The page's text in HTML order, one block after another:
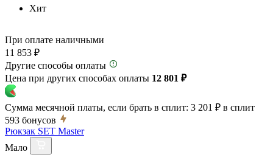
Хит
При оплате наличными
11 853 ₽
Другие способы оплаты
Цена при других способах оплаты 12 801 ₽
Сумма месячной платы, если брать в сплит: 3 201 ₽ в сплит
593 бонусов
Рюкзак SET Master
Мало